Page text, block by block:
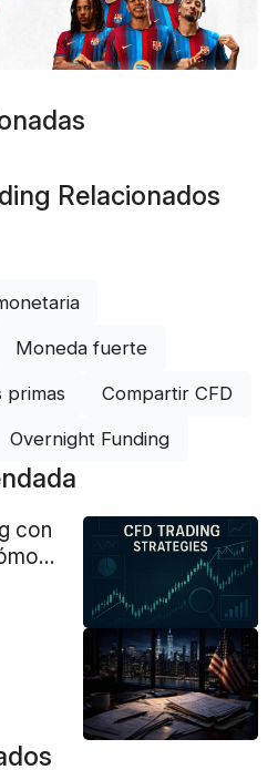
Relacionados
Moneda fuerte
primas Compartir CFD
Overnight Funding
con